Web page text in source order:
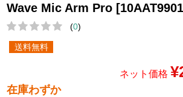
Wave Mic Arm Pro
(0)
送料無料
ネット価格
在庫わずか